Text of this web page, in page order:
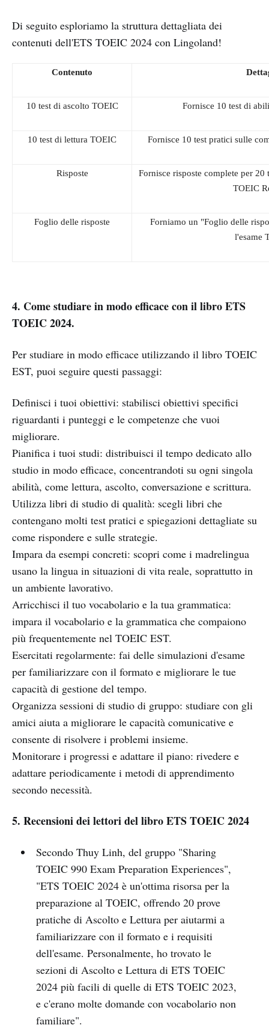
Di seguito esploriamo la struttura dettagliata dei
contenuti dell'ETS TOEIC 2024 con Lingoland!
Contenuto
10 test di ascolto TOEIC Fornisce 10 test di
10 test di lettura TOEIC Fornisce 10 test pratici sulle
Risposte
Fornisce risposte complete per
TOEIC
Foglio delle risposte
Forniamo un "Foglio delle
l'esame
4. Come studiare in modo efficace con il libro ETS
TOEIC 2024.
Per studiare in modo efficace utilizzando il libro TOEIC
EST, puoi seguire questi passaggi:
Definisci i tuoi obiettivi: stabilisci obiettivi specifici
riguardanti i punteggi e le competenze che vuoi
migliorare.
Pianifica i tuoi studi: distribuisci il tempo dedicato allo
studio in modo efficace, concentrandoti su ogni singola
abilità, come lettura, ascolto, conversazione e scrittura.
Utilizza libri di studio di qualità: scegli libri che
contengano molti test pratici e spiegazioni dettagliate su
come rispondere e sulle strategie.
Impara da esempi concreti: scopri come i madrelingua
usano la lingua in situazioni di vita reale, soprattutto in
un ambiente lavorativo.
Arricchisci il tuo vocabolario e la tua grammatica:
impara il vocabolario e la grammatica che compaiono
più frequentemente nel TOEIC EST.
Esercitati regolarmente: fai delle simulazioni d'esame
per familiarizzare con il formato e migliorare le tue
capacità di gestione del tempo.
Organizza sessioni di studio di gruppo: studiare con gli
amici aiuta a migliorare le capacità comunicative e
consente di risolvere i problemi insieme.
Monitorare i progressi e adattare il piano: rivedere e
adattare periodicamente i metodi di apprendimento
secondo necessità.
5. Recensioni dei lettori del libro ETS TOEIC 2024
Secondo Thuy Linh, del gruppo "Sharing
TOEIC 990 Exam Preparation Experiences",
"ETS TOEIC 2024 è un'ottima risorsa per la
preparazione al TOEIC, offrendo 20 prove
pratiche di Ascolto e Lettura per aiutarmi a
familiarizzare con il formato e i requisiti
dell'esame. Personalmente, ho trovato le
sezioni di Ascolto e Lettura di ETS TOEIC
2024 più facili di quelle di ETS TOEIC 2023,
e c'erano molte domande con vocabolario non
familiare".